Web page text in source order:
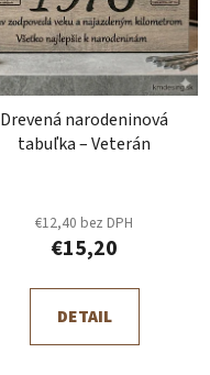
Drevená narodeninová
tabuľka – Veterán
€12,40 bez DPH
€15,20
DETAIL